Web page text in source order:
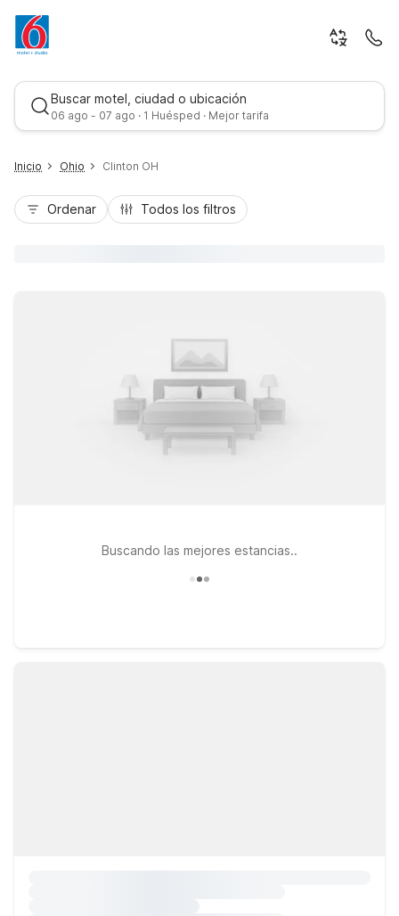
Buscar motel, ciudad o ubicación
06 ago - 07 ago · 1 Huésped · Mejor tarifa
Inicio Ohio Clinton OH
Ordenar Todos los filtros
Buscando las mejores estancias..